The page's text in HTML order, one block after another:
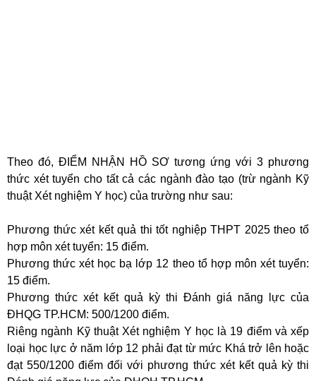
Theo đó, ĐIỂM NHẬN HỒ SƠ tương ứng với 3 phương
thức xét tuyển cho tất cả các ngành đào tạo (trừ ngành Kỹ
thuật Xét nghiệm Y học) của trường như sau:
Phương thức xét kết quả thi tốt nghiệp THPT 2025 theo tổ
hợp môn xét tuyển: 15 điểm.
Phương thức xét học bạ lớp 12 theo tổ hợp môn xét tuyển:
15 điểm.
Phương thức xét kết quả kỳ thi Đánh giá năng lực của
ĐHQG TP.HCM: 500/1200 điểm.
Riêng ngành Kỹ thuật Xét nghiệm Y học là 19 điểm và xếp
loại học lực ở năm lớp 12 phải đạt từ mức Khá trở lên hoặc
đạt 550/1200 điểm đối với phương thức xét kết quả kỳ thi